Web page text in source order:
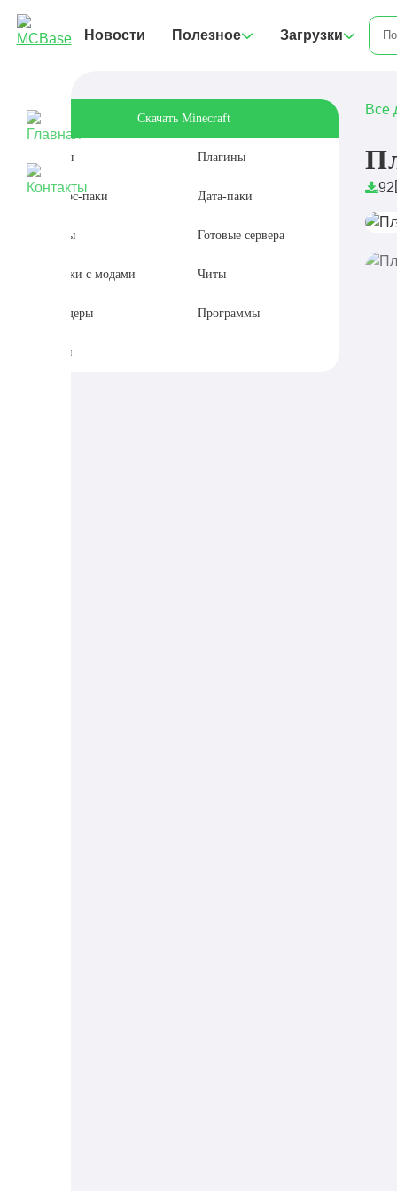
Новости Полезное Загрузки
Скачать Minecraft
Моды Плагины
Ресурс-паки Дата-паки
Карты Готовые сервера
Сборки с модами Читы
Шейдеры Программы
Сиды
Все
92